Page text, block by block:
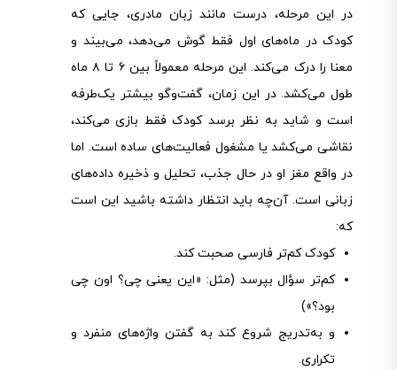
در این مرحله، درست مانند زبان مادری، جایی که
کودک در ماه‌های اول فقط گوش می‌دهد، می‌بیند و
معنا را درک می‌کند. این مرحله معمولاً بین ۶ تا ۸ ماه
طول می‌کشد. در این زمان، گفت‌وگو بیشتر یک‌طرفه
است و شاید به نظر برسد کودک فقط بازی می‌کند،
نقاشی می‌کشد یا مشغول فعالیت‌های ساده است. اما
در واقع مغز او در حال جذب، تحلیل و ذخیره داده‌های
زبانی است. آن‌چه باید انتظار داشته باشید این است
که:
کودک کم‌تر فارسی صحبت کند.
کم‌تر سؤال بپرسد (مثل: «این یعنی چی؟ اون چی
بود؟»)
و به‌تدریج شروع کند به گفتن واژه‌های منفرد و
تکراری.